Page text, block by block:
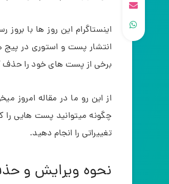
اینستاگرام این روز ها با
انتشار پست و استوری در پیج
برخی از پست های خود را حذف
از این رو ما در مقاله امروز
چگونه میتوانید پست هایی را
تغییراتی را انجام دهید.
نحوه ویرایش و